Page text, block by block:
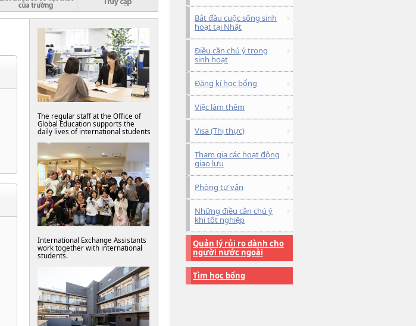
The regular staff at the Office of
Global Education supports the
daily lives of international students
International Exchange Assistants
work together with international
students.
Bắt đầu cuộc sống sinh
hoạt tại Nhật
Điều cần chú ý trong
sinh hoạt
Đăng kí học bổng
Việc làm thêm
Visa (Thị thực)
Tham gia các hoạt động
giao lưu
Phòng tư vấn
Những điều cần chú ý
khi tốt nghiệp
Quản lý rủi ro dành cho
người nước ngoài
Tìm học bổng